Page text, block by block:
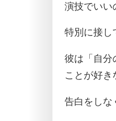
演技でいい
特別に接し
彼は「自分
ことが好き
告白をしな